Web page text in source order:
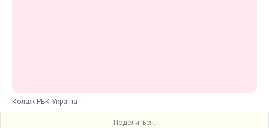
Колаж РБК-Україна
Поделиться: